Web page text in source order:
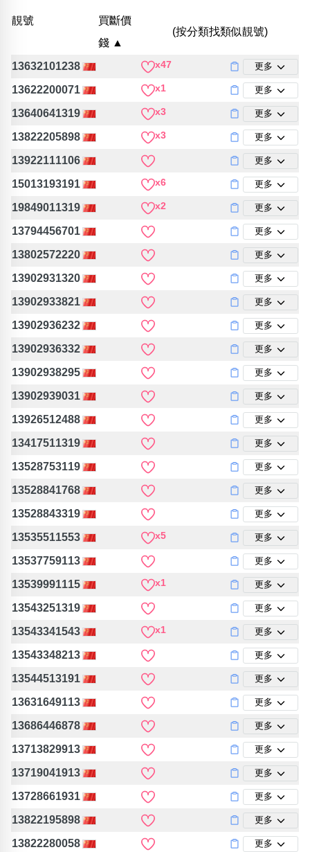
生日分類
易經六四卦象
清除全部分類
搜尋
靚號
買斷價
錢 ▲
(按分類找類似靚號)
13632101238 x47 更多
13622200071 x1 更多
13640641319 x3 更多
13822205898 x3 更多
13922111106 更多
15013193191 x6 更多
19849011319 x2 更多
13794456701 更多
13802572220 更多
13902931320 更多
13902933821 更多
13902936232 更多
13902936332 更多
13902938295 更多
13902939031 更多
13926512488 更多
13417511319 更多
13528753119 更多
13528841768 更多
13528843319 更多
13535511553 x5 更多
13537759113 更多
13539991115 x1 更多
13543251319 更多
13543341543 x1 更多
13543348213 更多
13544513191 更多
13631649113 更多
13686446878 更多
13713829913 更多
13719041913 更多
13728661931 更多
13822195898 更多
13822280058 更多